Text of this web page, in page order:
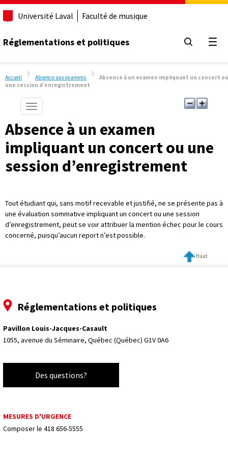
Université Laval Faculté de musique
Réglementations et politiques
Accueil Absence aux examens
Absence à un examen impliquant un concert ou
une session d’enregistrement
Afficher/Cacher le menu de navigation vertical
Absence à un examen
impliquant un concert ou une
session d’enregistrement
Tout étudiant qui, sans motif recevable et justifié, ne se présente pas à
une évaluation sommative impliquant un concert ou une session
d’enregistrement, peut se voir attribuer la mention échec pour le cours
concerné, puisqu’aucun report n’est possible.
Haut
Réglementations et politiques
Pavillon Louis-Jacques-Casault
1055, avenue du Séminaire, Québec (Québec) G1V 0A6
Des questions?
MESURES D'URGENCE
Composer le 418 656-5555